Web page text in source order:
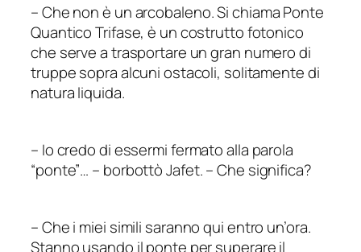
–Che non è un arcobaleno. Si chiama Ponte
Quantico Trifase, è un costrutto fotonico
che serve a trasportare un gran numero di
truppe sopra alcuni ostacoli, solitamente di
natura liquida.
– Io credo di essermi fermato alla parola
“ponte”… – borbottò Jafet.–Che significa?
–Che i miei simili saranno qui entro un’ora.
Stanno usando il ponte per superare il